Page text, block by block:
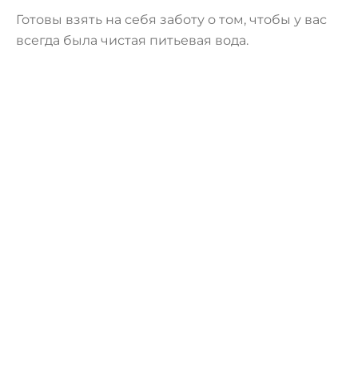
Готовы взять на себя заботу о том, чтобы у вас
всегда была чистая питьевая вода.